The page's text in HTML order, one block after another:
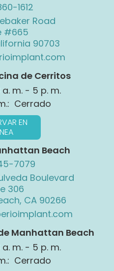
1612
Road
#665
90703
de Cerritos
m. - 5 p. m.
Cerrado
EN
Beach
7079
Boulevard
306
CA 90266
Manhattan Beach
m. - 5 p. m.
Cerrado